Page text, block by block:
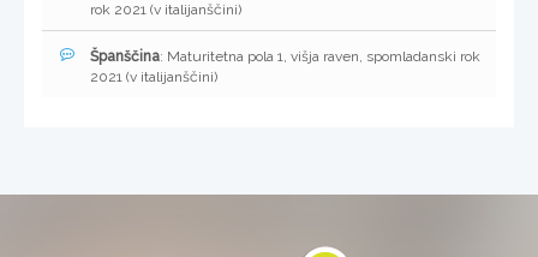
rok 2021 (v italijanščini)
Španščina: Maturitetna pola 1, višja raven, spomladanski rok
2021 (v italijanščini)